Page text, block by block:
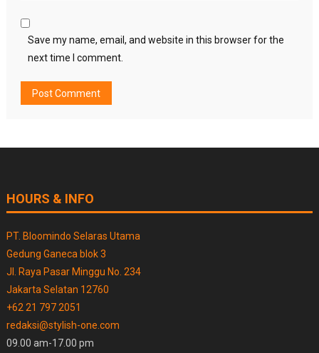
Save my name, email, and website in this browser for the
next time I comment.
HOURS & INFO
PT. Bloomindo Selaras Utama
Gedung Ganeca blok 3
Jl. Raya Pasar Minggu No. 234
Jakarta Selatan 12760
+62 21 797 2051
redaksi@stylish-one.com
09.00 am-17.00 pm